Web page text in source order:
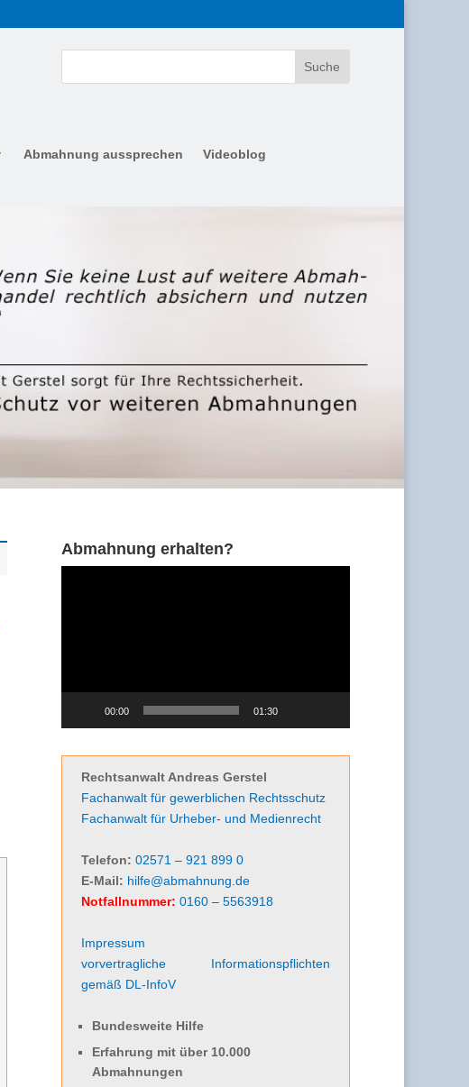
Abmahnung aussprechen
Videoblog
Abmahnung erhalten?
00:00 01:30
Rechtsanwalt Andreas Gerstel
Fachanwalt für gewerblichen Rechtsschutz
Fachanwalt für Urheber- und Medienrecht
Telefon: 02571 – 921 899 0
E-Mail: hilfe@abmahnung.de
Notfallnummer: 0160 – 5563918
Impressum
vorvertragliche Informationspflichten
gemäß DL-InfoV
Bundesweite Hilfe
Erfahrung mit über 10.000
Abmahnungen